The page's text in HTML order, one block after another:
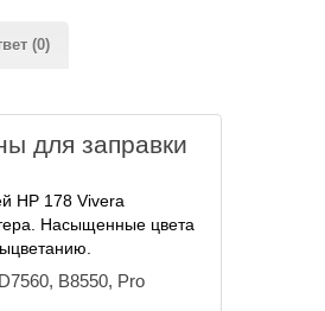
(0)
для заправки
HP 178 Vivera
Насыщенные цвета
B8550, Pro